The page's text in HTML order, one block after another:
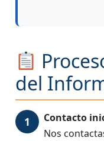
del
Contacto
Nos